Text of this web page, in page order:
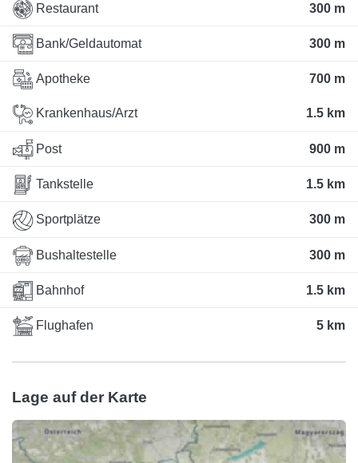
Restaurant 300 m
Bank/Geldautomat 300 m
Apotheke 700 m
Krankenhaus/Arzt 1.5 km
Post 900 m
Tankstelle 1.5 km
Sportplätze 300 m
Bushaltestelle 300 m
Bahnhof 1.5 km
Flughafen 5 km
Lage auf der Karte